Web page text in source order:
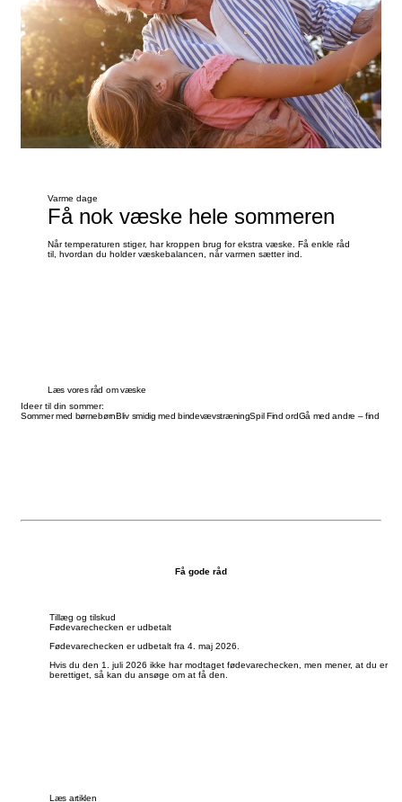
Varme dage
Få nok væske hele sommeren
Når temperaturen stiger, har kroppen brug for ekstra væske. Få enkle råd
til, hvordan du holder væskebalancen, når varmen sætter ind.
Læs vores råd om væske
Ideer til din sommer:
Sommer med børnebørnBliv smidig med bindevævstræningSpil Find ordGå med andre – find en
Få gode råd
Tillæg og tilskud
Fødevarechecken er udbetalt
Fødevarechecken er udbetalt fra 4. maj 2026.
Hvis du den 1. juli 2026 ikke har modtaget fødevarechecken, men mener, at du er
berettiget, så kan du ansøge om at få den.
Læs artiklen